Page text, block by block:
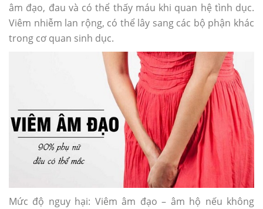
âm đạo, đau và có thể thấy máu khi quan hệ tình dục.
Viêm nhiễm lan rộng, có thể lây sang các bộ phận khác
trong cơ quan sinh dục.
Mức độ nguy hại: Viêm âm đạo – âm hộ nếu không